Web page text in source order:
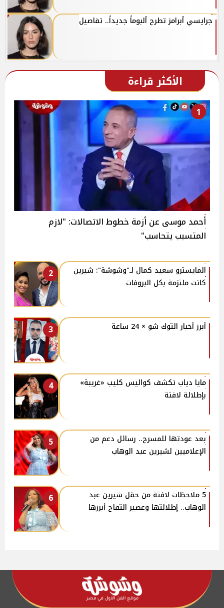
جرايسي أبرامز تطرح ألبوماً جديداً.. تفاصيل
الأكثر قراءة
1
أحمد موسى عن أزمة خطوط الاتصالات: "لازم
المتسبب يتحاسب"
2
المايسترو سعيد كمال لـ"وشوشة": شيرين
كانت ملتزمة بكل البروفات
3 أبرز أخبار التوك شو × 24 ساعة
4
مايا دياب تكشف كواليس كليب «غريبة»
بإطلالة لافتة
5
بعد عودتها للمسرح.. رسائل دعم من
الإعلاميين لشيرين عبد الوهاب
6
5 ملاحظات لافتة من حفل شيرين عبد
الوهاب.. إطلالتها وعصير التفاح أبرزها